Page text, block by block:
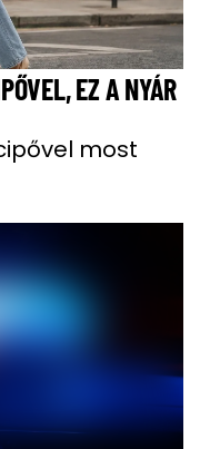
EZ A NYÁR
most